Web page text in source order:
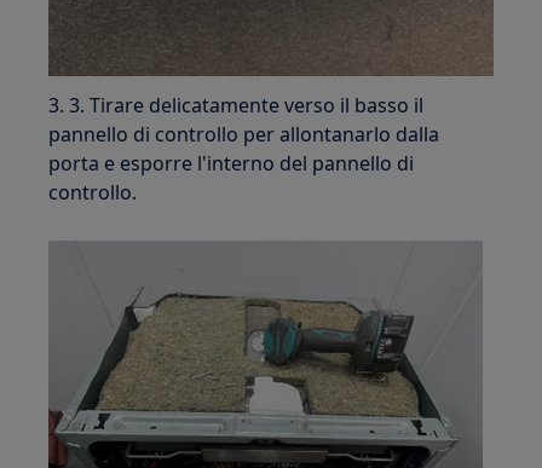
3. 3. Tirare delicatamente verso il basso il
pannello di controllo per allontanarlo dalla
porta e esporre l'interno del pannello di
controllo.